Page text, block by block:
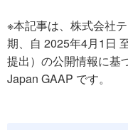
※本記事は、株式会社
期、自 2025年4月1日
提出）の公開情報に基
Japan GAAP です。